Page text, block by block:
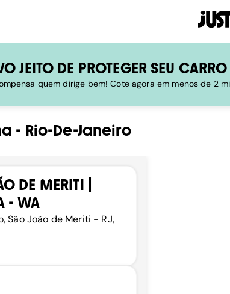
JEITO DE PROTEGER SEU
quem dirige bem! Cote agora em menos de 2
- Rio-De-Janeiro
DE MERITI |
- WA
São João de Meriti - RJ,